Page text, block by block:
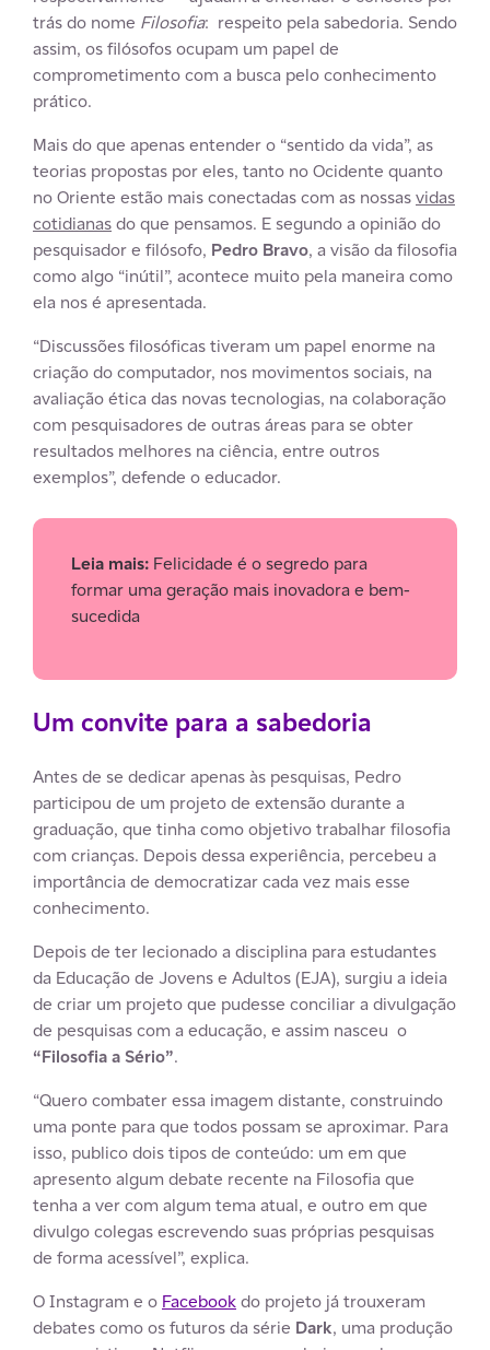
trás do nome Filosofia: respeito pela sabedoria. Sendo
assim, os filósofos ocupam um papel de
comprometimento com a busca pelo conhecimento
prático.
Mais do que apenas entender o “sentido da vida”, as
teorias propostas por eles, tanto no Ocidente quanto
no Oriente estão mais conectadas com as nossasvidas
cotidianasdo que pensamos. E segundo a opinião do
pesquisador e filósofo, Pedro Bravo, a visão da filosofia
como algo “inútil”, acontece muito pela maneira como
ela nos é apresentada.
“Discussões filosóficas tiveram um papel enorme na
criação do computador, nos movimentos sociais, na
avaliação ética das novas tecnologias, na colaboração
com pesquisadores de outras áreas para se obter
resultados melhores na ciência, entre outros
exemplos”, defende o educador.
Leia mais: Felicidade é o segredo para
formar uma geração mais inovadora e bem-
sucedida
Um convite para a sabedoria
Antes de se dedicar apenas às pesquisas, Pedro
participou de um projeto de extensão durante a
graduação, que tinha como objetivo trabalhar filosofia
com crianças. Depois dessa experiência, percebeu a
importância de democratizar cada vez mais esse
conhecimento.
Depois de ter lecionado a disciplina para estudantes
da Educação de Jovens e Adultos (EJA), surgiu a ideia
de criar um projeto que pudesse conciliar a divulgação
de pesquisas com a educação, e assim nasceu o
“Filosofia a Sério”.
“Quero combater essa imagem distante, construindo
uma ponte para que todos possam se aproximar. Para
isso, publico dois tipos de conteúdo: um em que
apresento algum debate recente na Filosofia que
tenha a ver com algum tema atual, e outro em que
divulgo colegas escrevendo suas próprias pesquisas
de forma acessível”, explica.
O Instagram e o Facebookdo projeto já trouxeram
debates como os futuros da série Dark, uma produção